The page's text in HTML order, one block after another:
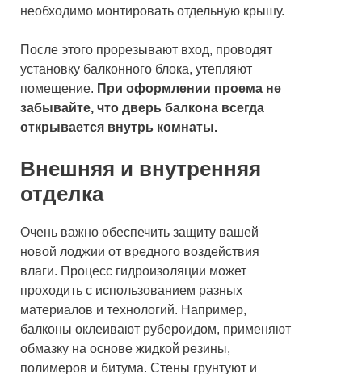
необходимо монтировать отдельную крышу.
После этого прорезывают вход, проводят
установку балконного блока, утепляют
помещение. При оформлении проема не
забывайте, что дверь балкона всегда
открывается внутрь комнаты.
Внешняя и внутренняя
отделка
Очень важно обеспечить защиту вашей
новой лоджии от вредного воздействия
влаги. Процесс гидроизоляции может
проходить с использованием разных
материалов и технологий. Например,
балконы оклеивают рубероидом, применяют
обмазку на основе жидкой резины,
полимеров и битума. Стены грунтуют и